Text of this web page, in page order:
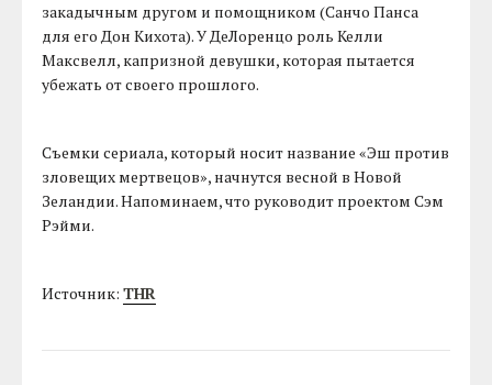
закадычным другом и помощником (Санчо Панса
для его Дон Кихота). У ДеЛоренцо роль Келли
Максвелл, капризной девушки, которая пытается
убежать от своего прошлого.
Съемки сериала, который носит название «Эш против
зловещих мертвецов», начнутся весной в Новой
Зеландии. Напоминаем, что руководит проектом Сэм
Рэйми.
Источник:THR